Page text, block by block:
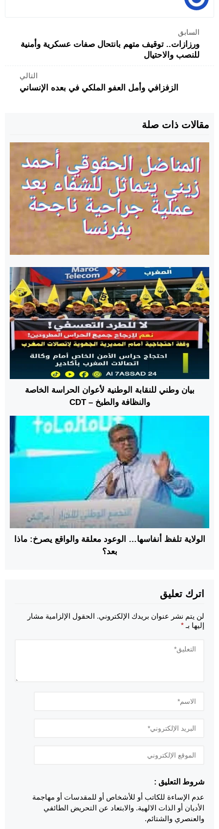
السابق
ورزازات.. توقيف متهم بانتحال صفات عسكرية وأمنية
للنصب والاحتيال
التالي
الزفزافي وأمل العفو الملكي في بعده الإنساني
مقالات ذات صلة
بيان وطني للنقابة الوطنية لأعوان الحراسة الخاصة
والنظافة والطبخ – CDT
الولاية تلفظ أنفاسها… الوعود معلقة والواقع يصرخ: ماذا
بعد؟
اترك تعليق
لن يتم نشر عنوان بريدك الإلكتروني. الحقول الإلزامية مشار
إليها بـ *
شروط التعليق :
عدم الإساءة للكاتب أو للأشخاص أو للمقدسات أو مهاجمة
الأديان أو الذات الالهية. والابتعاد عن التحريض الطائفي
والعنصري والشتائم.